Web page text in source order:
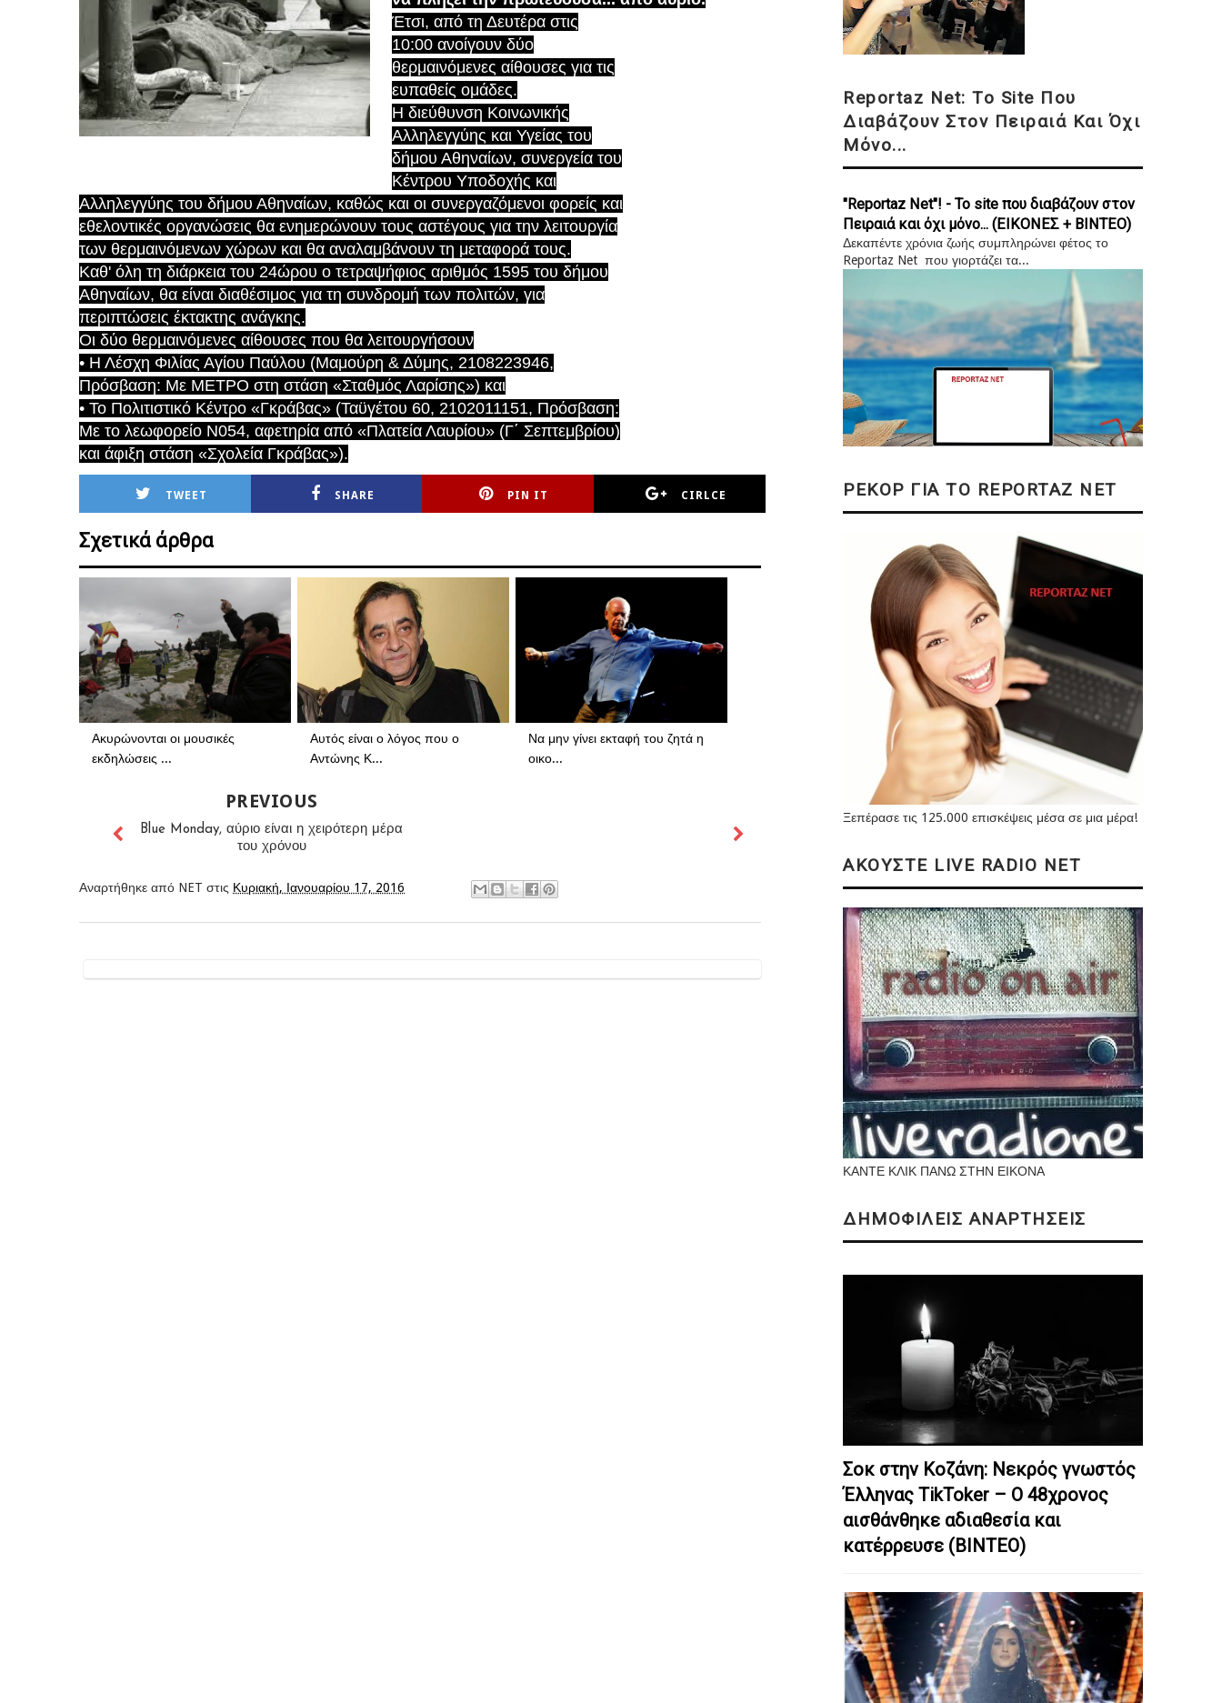
Έτσι, από τη Δευτέρα στις
10:00 ανοίγουν δύο
θερμαινόμενες αίθουσες για τις
ευπαθείς ομάδες.
Η διεύθυνση Κοινωνικής
Αλληλεγγύης και Υγείας του
δήμου Αθηναίων, συνεργεία του
Κέντρου Υποδοχής και
Αλληλεγγύης του δήμου Αθηναίων, καθώς και οι συνεργαζόμενοι φορείς και
εθελοντικές οργανώσεις θα ενημερώνουν τους αστέγους για την λειτουργία
των θερμαινόμενων χώρων και θα αναλαμβάνουν τη μεταφορά τους.
Καθ' όλη τη διάρκεια του 24ώρου ο τετραψήφιος αριθμός 1595 του δήμου
Αθηναίων, θα είναι διαθέσιμος για τη συνδρομή των πολιτών, για
περιπτώσεις έκτακτης ανάγκης.
Οι δύο θερμαινόμενες αίθουσες που θα λειτουργήσουν
• Η Λέσχη Φιλίας Αγίου Παύλου (Μαμούρη & Δύμης, 2108223946,
Πρόσβαση: Με ΜΕΤΡΟ στη στάση «Σταθμός Λαρίσης») και
• Το Πολιτιστικό Κέντρο «Γκράβας» (Ταϋγέτου 60, 2102011151, Πρόσβαση:
Με το λεωφορείο Ν054, αφετηρία από «Πλατεία Λαυρίου» (Γ΄ Σεπτεμβρίου)
και άφιξη στάση «Σχολεία Γκράβας»).
TWEET SHARE PIN IT CIRLCE
Σχετικά άρθρα
Ακυρώνονται οι μουσικές
εκδηλώσεις ...
Αυτός είναι ο λόγος που ο
Αντώνης Κ...
Να μην γίνει εκταφή του ζητά η
οικο...
PREVIOUS
Blue Monday, αύριο είναι η χειρότερη μέρα
του χρόνου
Αναρτήθηκε από NET στις Κυριακή, Ιανουαρίου 17, 2016
Reportaz Net: Το Site Που
Διαβάζουν Στον Πειραιά Και Όχι
Μόνο...
"Reportaz Net"! - Το site που διαβάζουν στον
Πειραιά και όχι μόνο... (ΕΙΚΟΝΕΣ + ΒΙΝΤΕΟ)
Δεκαπέντε χρόνια ζωής συμπληρώνει φέτος το
Reportaz Net που γιορτάζει τα...
ΡΕΚΟΡ ΓΙΑ ΤΟ REPORTAZ NET
Ξεπέρασε τις 125.000 επισκέψεις μέσα σε μια μέρα!
ΑΚΟΥΣΤΕ LIVE RADIO NET
ΚΑΝΤΕ ΚΛΙΚ ΠΑΝΩ ΣΤΗΝ ΕΙΚΟΝΑ
ΔΗΜΟΦΙΛΕΙΣ ΑΝΑΡΤΗΣΕΙΣ
Σοκ στην Κοζάνη: Nεκρός γνωστός
Έλληνας TikToker – Ο 48χρονος
αισθάνθηκε αδιαθεσία και
κατέρρευσε (ΒΙΝΤΕΟ)